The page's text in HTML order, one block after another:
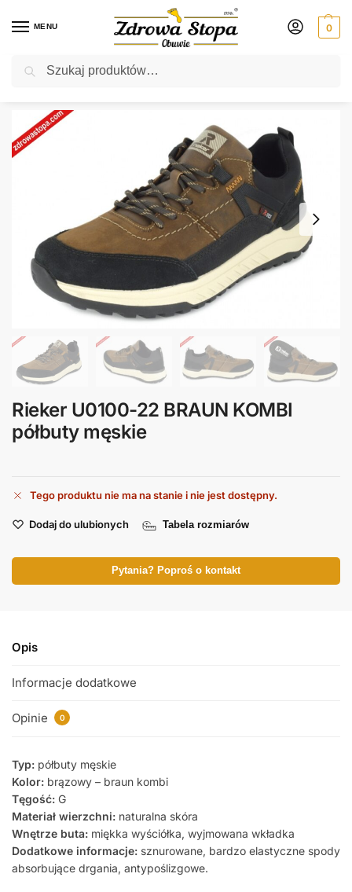
MENU 0
Rabat ⚡ 5% kod: ZDROWASTOPA (na obuwie poza promocją)
Rieker U0100-22 BRAUN KOMBI
półbuty męskie
Tego produktu nie ma na stanie i nie jest dostępny.
Dodaj do ulubionych Tabela rozmiarów
Pytania? Poproś o kontakt
Opis
Informacje dodatkowe
Opinie 0
Typ: półbuty męskie
Kolor: brązowy – braun kombi
Tęgość: G
Materiał wierzchni: naturalna skóra
Wnętrze buta: miękka wyściółka, wyjmowana wkładka
Dodatkowe informacje: sznurowane, bardzo elastyczne spody
absorbujące drgania, antypoślizgowe.